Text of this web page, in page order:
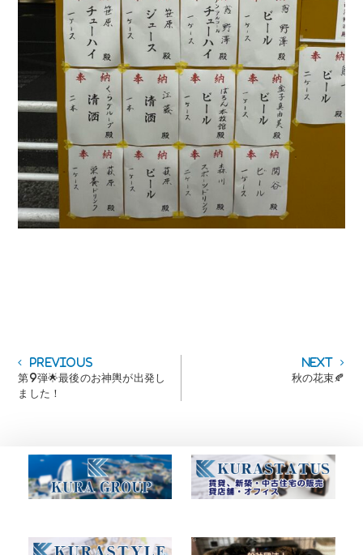
投
稿
ナ
シ
ョ
PreviousPrevious
post:
第9弾🌟最後のお神輿が出発し
ました！
Next
秋の花束🍂